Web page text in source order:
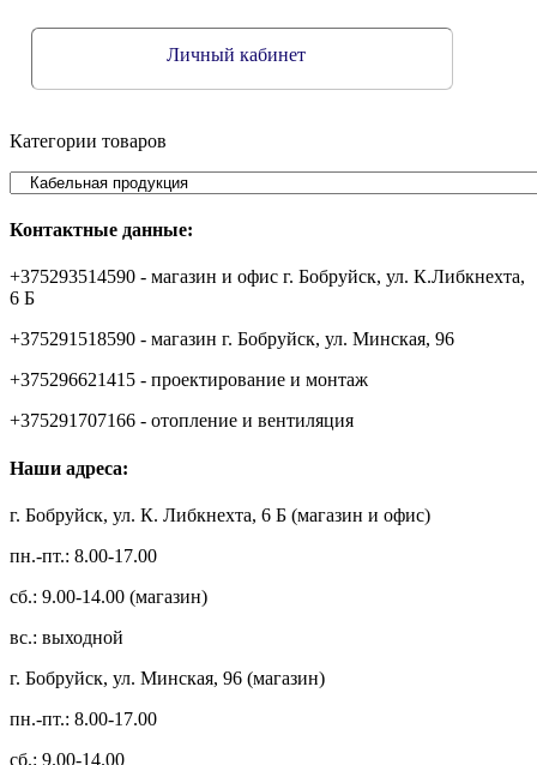
Личный кабинет
Категории товаров
Контактные данные:
+375293514590 - магазин и офис г. Бобруйск, ул. К.Либкнехта,
6 Б
+375291518590 - магазин г. Бобруйск, ул. Минская, 96
+375296621415 - проектирование и монтаж
+375291707166 - отопление и вентиляция
Наши адреса:
г. Бобруйск, ул. К. Либкнехта, 6 Б (магазин и офис)
пн.-пт.: 8.00-17.00
сб.: 9.00-14.00 (магазин)
вс.: выходной
г. Бобруйск, ул. Минская, 96 (магазин)
пн.-пт.: 8.00-17.00
сб.: 9.00-14.00